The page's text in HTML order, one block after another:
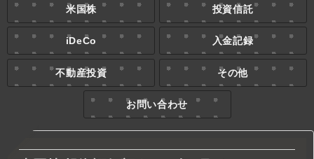
米国株 投資信託
iDeCo 入金記録
不動産投資 その他
お問い合わせ